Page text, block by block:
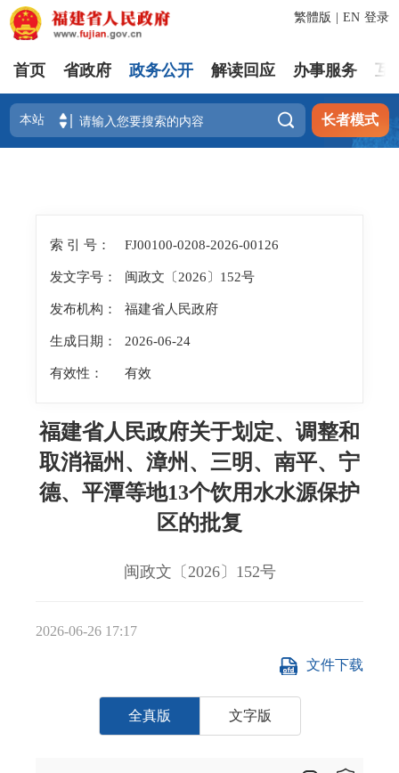
登录
繁體版 EN
首页 省政府 政务公开 解读回应 办事服务 互
 长者模式
索 引 号： FJ00100-0208-2026-00126
发文字号： 闽政文〔2026〕152号
发布机构： 福建省人民政府
生成日期： 2026-06-24
有效性： 有效
福建省人民政府关于划定、调整和
取消福州、漳州、三明、南平、宁
德、平潭等地13个饮用水水源保护
区的批复
闽政文〔2026〕152号
2026-06-26 17:17
全真版 文字版
文件下载